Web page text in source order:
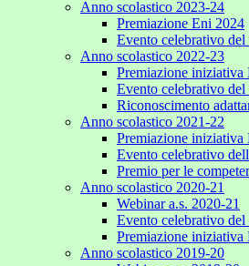
Anno scolastico 2023-24
Premiazione Eni 2024
Evento celebrativo del
Anno scolastico 2022-23
Premiazione
Evento celebrativo del
Riconoscimento
Anno scolastico 2021-22
Premiazione iniziativa
Evento celebrativo
Premio per le
Anno scolastico 2020-21
Webinar a.s. 2020-21
Evento celebrativo del
Premiazione iniziativa
Anno scolastico 2019-20